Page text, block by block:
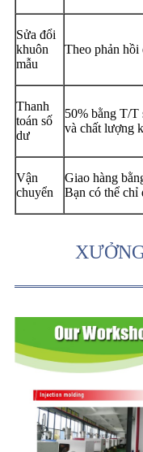
Sửa đổi
khuôn
mẫu
Theo phản hồi
Thanh
toán số
dư
50% bằng T/T
và chất lượng
Vận
chuyển
Giao hàng
Bạn có thể chỉ